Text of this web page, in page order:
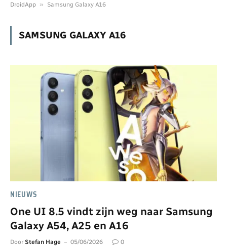
DroidApp » Samsung Galaxy A16
SAMSUNG GALAXY A16
NIEUWS
One UI 8.5 vindt zijn weg naar Samsung
Galaxy A54, A25 en A16
Door Stefan Hage 05/06/2026 0